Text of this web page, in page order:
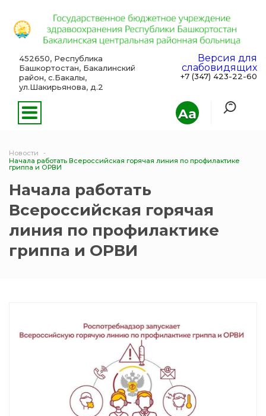
Aa
452650, Республика
Башкортостан, Бакалинский
район, с.Бакалы,
ул.Шакирьянова, д.2
Версия для
слабовидящих
+7 (347) 423-22-60
Новости
Начала работать Всероссийская горячая линия по профилактике
гриппа и ОРВИ
Начала работать
Всероссийская горячая
линия по профилактике
гриппа и ОРВИ